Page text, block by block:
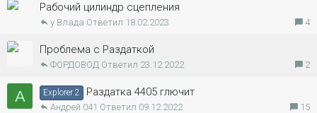
Рабочий цилиндр сцепления
4
18.02.2023
у Влада
Проблема с Раздаткой
2
23.12.2022
ФОРДОВОД
А Explorer 2 Раздатка 4405 глючит
15
09.12.2022
Андрей 041